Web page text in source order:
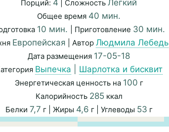
Порций: 4 | Сложность Легкий
Общее время 40 мин.
10 мин. | Приготовление 30 мин.
Европейская | Автор Людмила Лебедь
Дата размещения 17-05-18
Выпечка Шарлотка и бисквит
Энергетическая ценность на 100 г
Калорийность 285ккал
Белки 7,7 г | Жиры 4,6 г | Углеводы 53 г